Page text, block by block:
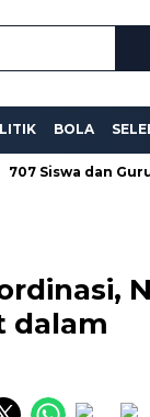
BOLA
Siswa dan Guru
dalam